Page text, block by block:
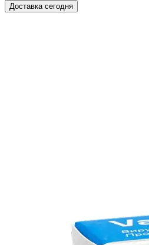
Доставка сегодня